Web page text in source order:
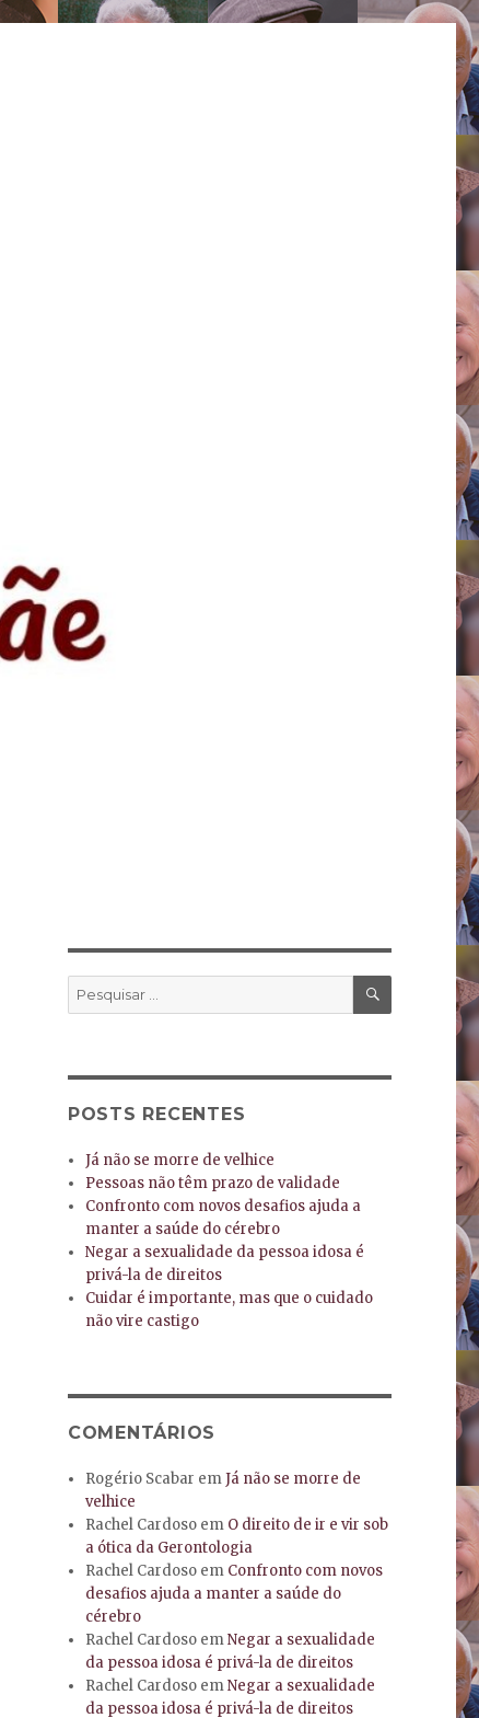
Pesquisar
por:
POSTS RECENTES
Já não se morre de velhice
Pessoas não têm prazo de validade
Confronto com novos desafios ajuda a
manter a saúde do cérebro
Negar a sexualidade da pessoa idosa é
privá-la de direitos
Cuidar é importante, mas que o cuidado
não vire castigo
COMENTÁRIOS
Rogério Scabar emJá não se morre de
velhice
Rachel Cardoso em O direito de ir e vir sob
a ótica da Gerontologia
Rachel Cardoso em Confronto com novos
desafios ajuda a manter a saúde do
cérebro
Rachel Cardoso emNegar a sexualidade
da pessoa idosa é privá-la de direitos
Rachel Cardoso emNegar a sexualidade
da pessoa idosa é privá-la de direitos